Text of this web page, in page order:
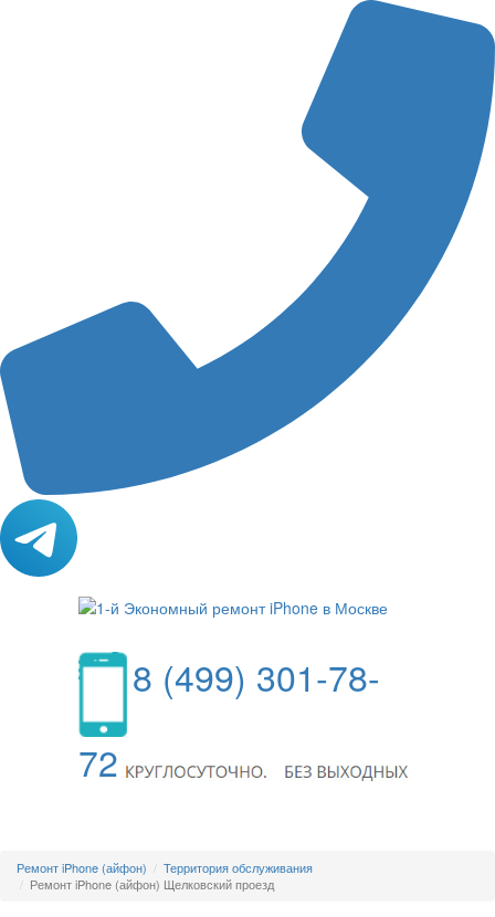
8 (499) 301-78-
72
Ремонт iPhone (айфон)
Территория обслуживания
Ремонт iPhone (айфон) Щелковский проезд